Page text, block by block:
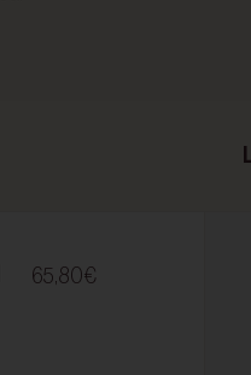
65,80€